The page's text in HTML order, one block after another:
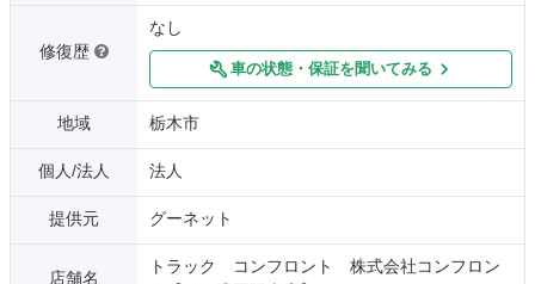
修復歴
なし
車の状態・保証を聞いてみる
地域 栃木市
個人/法人 法人
提供元 グーネット
店舗名
トラック コンフロント 株式会社コンフロン